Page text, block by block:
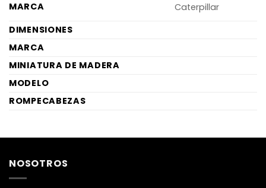
MARCA
Caterpillar
DIMENSIONES
MARCA
MINIATURA DE MADERA
MODELO
ROMPECABEZAS
NOSOTROS